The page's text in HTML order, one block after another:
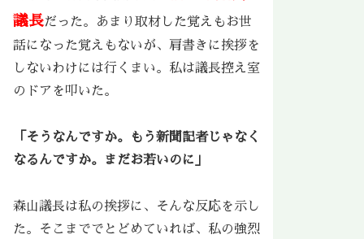
議長だった。あまり取材した覚えもお世
話になった覚えもないが、肩書きに挨拶を
しないわけには行くまい。私は議長控え室
のドアを叩いた。
「そうなんですか。もう新聞記者じゃなく
なるんですか。まだお若いのに」
森山議長は私の挨拶に、そんな反応を示し
た。そこまででとどめていれば、私の強烈